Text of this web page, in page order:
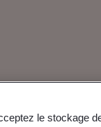
le stockage